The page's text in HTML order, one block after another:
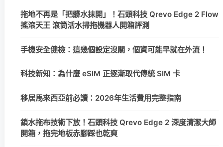
拖地不再是「把髒水抹開」！石頭科技 Qrevo Edge 2 Flow
搖滾天王 滾筒活水掃拖機器人開箱評測
手機安全健檢：這幾個設定沒關，個資可能早就在外流！
科技新知：為什麼 eSIM 正逐漸取代傳統 SIM 卡
移居馬來西亞前必讀：2026年生活費用完整指南
鎖水拖布技術下放！石頭科技 Qrevo Edge 2 深度清潔大師
開箱，拖完地板赤腳踩也乾爽